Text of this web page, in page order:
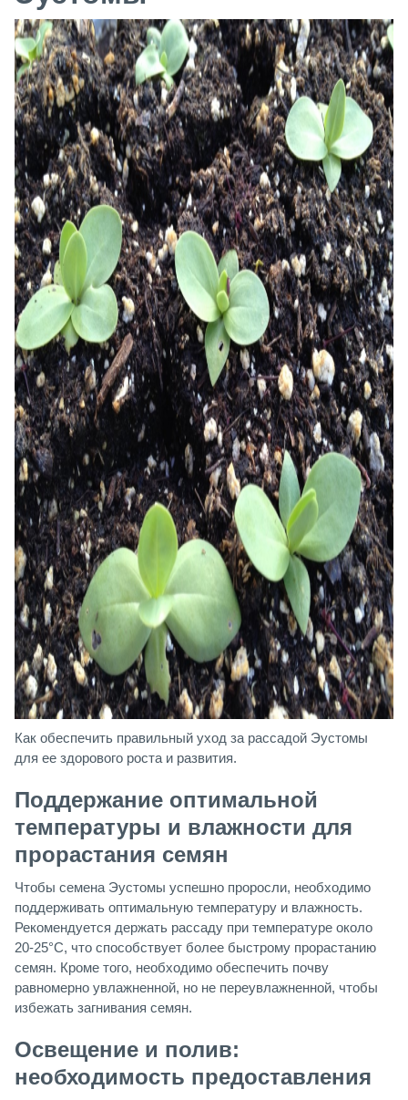
Как обеспечить правильный уход за рассадой Эустомы
для ее здорового роста и развития.
Поддержание оптимальной
температуры и влажности для
прорастания семян
Чтобы семена Эустомы успешно проросли, необходимо
поддерживать оптимальную температуру и влажность.
Рекомендуется держать рассаду при температуре около
20-25°C, что способствует более быстрому прорастанию
семян. Кроме того, необходимо обеспечить почву
равномерно увлажненной, но не переувлажненной, чтобы
избежать загнивания семян.
Освещение и полив:
необходимость предоставления